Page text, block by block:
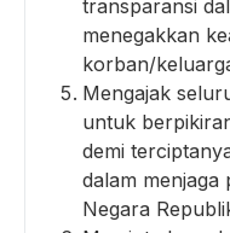
transparansi
menegakkan
korban/
Mengajak
untuk
demi
dalam menjaga
Negara